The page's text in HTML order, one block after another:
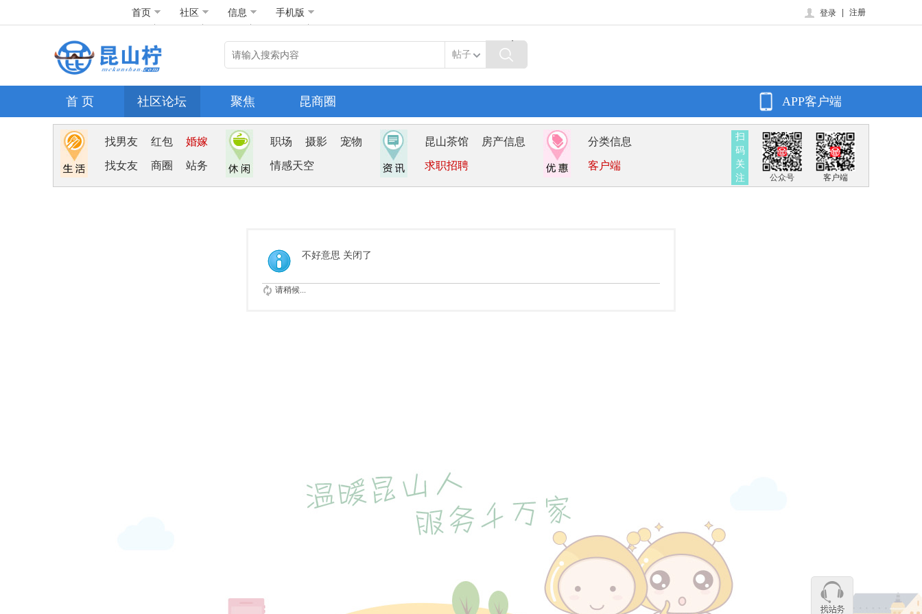
首页 社区 信息 手机版 登录 注册
帖子
首 页 社区论坛 聚焦 昆商圈 APP客户端
找男友 红包 婚嫁
找女友 商圈 站务
职场 摄影 宠物
情感天空
昆山茶馆 房产信息
求职招聘
分类信息
客户端
扫
码
关
注
公众号 客户端
不好意思 关闭了
请稍候...